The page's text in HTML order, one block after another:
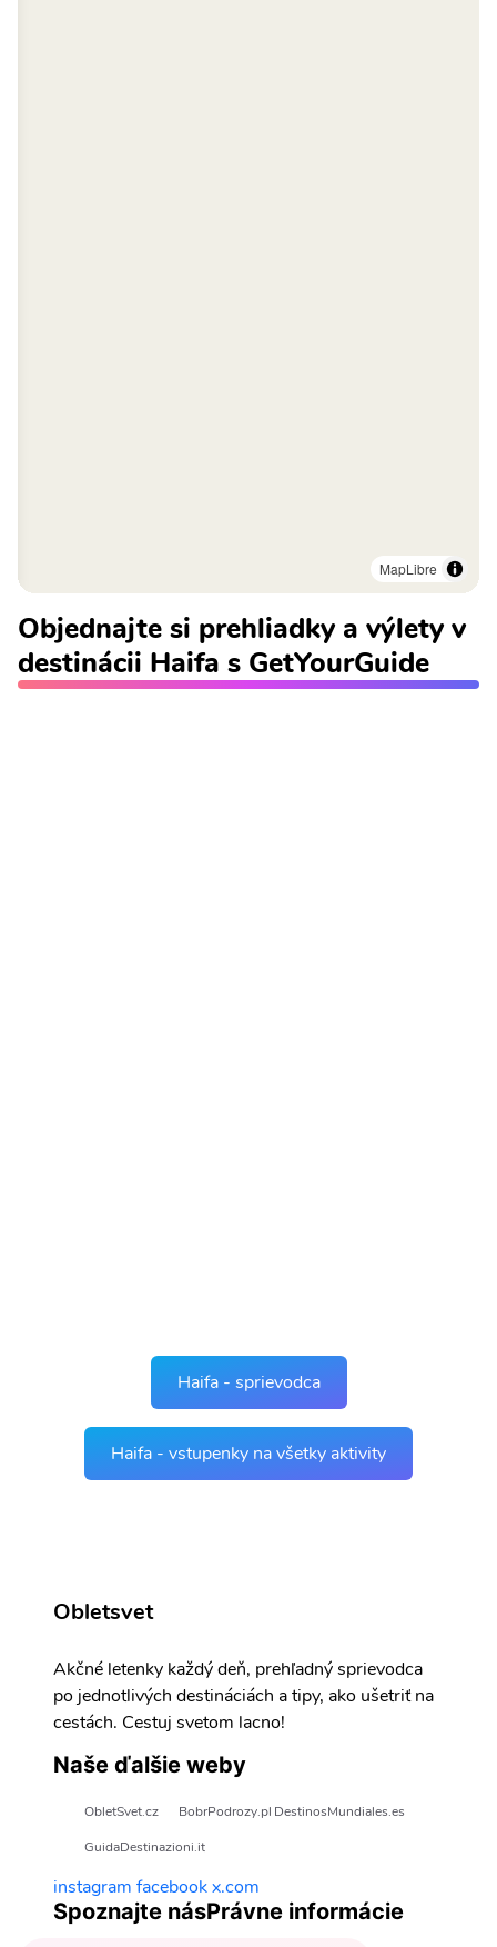
MapLibre
Objednajte si prehliadky a výlety v
destinácii Haifa s GetYourGuide
Haifa - sprievodca
Haifa - vstupenky na všetky aktivity
Obletsvet
Akčné letenky každý deň, prehľadný sprievodca
po jednotlivých destináciách a tipy, ako ušetriť na
cestách. Cestuj svetom lacno!
Naše ďalšie weby
ObletSvet.cz BobrPodrozy.pl DestinosMundiales.es
GuidaDestinazioni.it
instagram facebookx.com
Spoznajte násPrávne informácie